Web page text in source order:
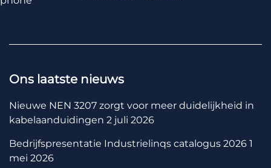
Ons laatste nieuws
Nieuwe NEN 3207 zorgt voor meer duidelijkheid in
kabelaanduidingen 2 juli 2026
Bedrijfspresentatie Industrielinqs catalogus 2026 1
mei 2026